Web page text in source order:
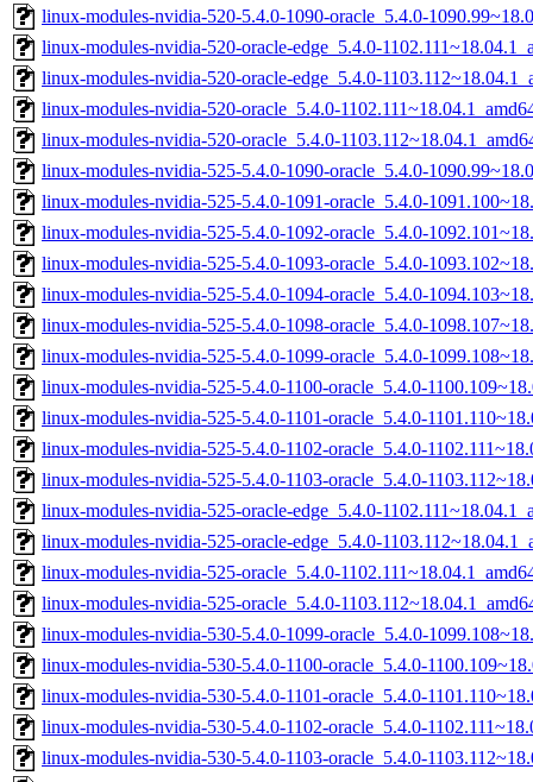
linux-modules-nvidia-520-5.4.0-1090-oracle_5.4.0-
linux-modules-nvidia-520-oracle-edge_5.4.0-
linux-modules-nvidia-520-oracle-edge_5.4.0-
linux-modules-nvidia-520-oracle_5.4.0-
linux-modules-nvidia-520-oracle_5.4.0-
linux-modules-nvidia-525-5.4.0-1090-oracle_5.4.0-
linux-modules-nvidia-525-5.4.0-1091-oracle_5.4.0-
linux-modules-nvidia-525-5.4.0-1092-oracle_5.4.0-
linux-modules-nvidia-525-5.4.0-1093-oracle_5.4.0-
linux-modules-nvidia-525-5.4.0-1094-oracle_5.4.0-
linux-modules-nvidia-525-5.4.0-1098-oracle_5.4.0-
linux-modules-nvidia-525-5.4.0-1099-oracle_5.4.0-
linux-modules-nvidia-525-5.4.0-1100-oracle_5.4.0-
linux-modules-nvidia-525-5.4.0-1101-oracle_5.4.0-
linux-modules-nvidia-525-5.4.0-1102-oracle_5.4.0-
linux-modules-nvidia-525-5.4.0-1103-oracle_5.4.0-
linux-modules-nvidia-525-oracle-edge_5.4.0-
linux-modules-nvidia-525-oracle-edge_5.4.0-
linux-modules-nvidia-525-oracle_5.4.0-
linux-modules-nvidia-525-oracle_5.4.0-
linux-modules-nvidia-530-5.4.0-1099-oracle_5.4.0-
linux-modules-nvidia-530-5.4.0-1100-oracle_5.4.0-
linux-modules-nvidia-530-5.4.0-1101-oracle_5.4.0-
linux-modules-nvidia-530-5.4.0-1102-oracle_5.4.0-
linux-modules-nvidia-530-5.4.0-1103-oracle_5.4.0-